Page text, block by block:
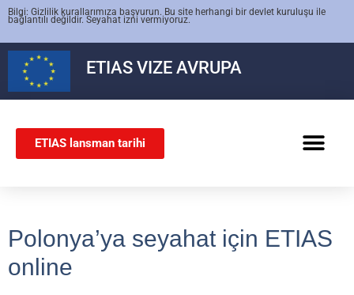
Bilgi: Gizlilik kurallarımıza başvurun. Bu site herhangi bir devlet kuruluşu ile
bağlantılı değildir. Seyahat izni vermiyoruz.
ETIASVIZE AVRUPA
ETIAS lansman tarihi
Polonya’ya seyahat için ETIAS
online